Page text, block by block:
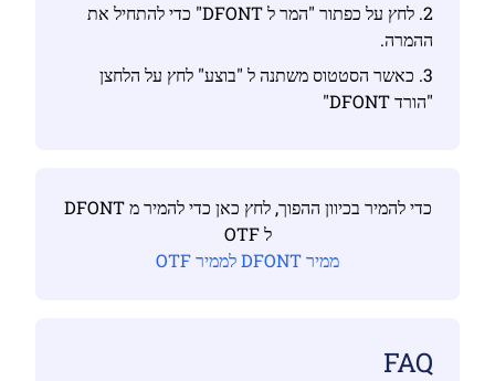
2. לחץ על כפתור "המר ל DFONT" כדי להתחיל את
ההמרה.
3. כאשר הסטטוס משתנה ל "בוצע" לחץ על הלחצן
"הורד DFONT"
כדי להמיר בכיוון ההפוך, לחץ כאן כדי להמיר מ DFONT
ל OTF
ממיר DFONT לממיר OTF
FAQ